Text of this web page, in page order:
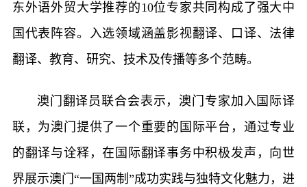
东外语外贸大学推荐的10位专家共同构成了强大中
国代表阵容。入选领域涵盖影视翻译、口译、法律
翻译、教育、研究、技术及传播等多个范畴。
澳门翻译员联合会表示，澳门专家加入国际译
联，为澳门提供了一个重要的国际平台，通过专业
的翻译与诠释，在国际翻译事务中积极发声，向世
界展示澳门“一国两制”成功实践与独特文化魅力，进